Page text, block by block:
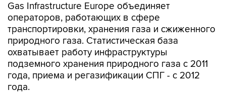
Gas Infrastructure Europe объединяет
операторов, работающих в сфере
транспортировки, хранения газа и сжиженного
природного газа. Статистическая база
охватывает работу инфраструктуры
подземного хранения природного газа с 2011
года, приема и регазификации СПГ - с 2012
года.